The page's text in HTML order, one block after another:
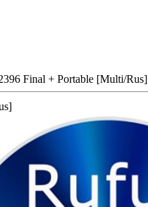
Final + Portable [Multi/Rus]